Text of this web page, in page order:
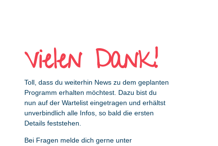
Vielen Dank!
Toll, dass du weiterhin News zu dem geplanten
Programm erhalten möchtest. Dazu bist du
nun auf der Wartelist eingetragen und erhältst
unverbindlich alle Infos, so bald die ersten
Details feststehen.
Bei Fragen melde dich gerne unter